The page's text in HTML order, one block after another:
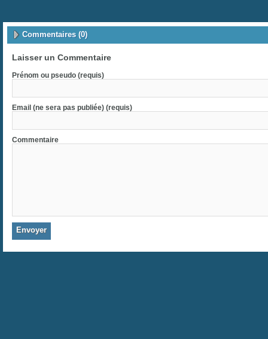
Commentaires (0)
Laisser un Commentaire
Prénom ou pseudo (requis)
Email (ne sera pas publiée) (requis)
Commentaire